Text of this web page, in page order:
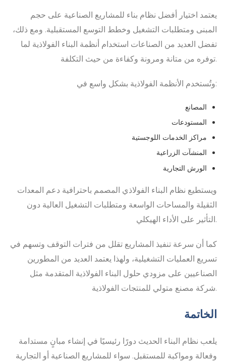
يعتمد اختيار أفضل نظام بناء للمشاريع الصناعية على حجم
المبنى ومتطلبات التشغيل وخطط التوسع المستقبلية. ومع ذلك،
تفضل العديد من الصناعات استخدام أنظمة البناء الفولاذية لما
توفره من متانة ومرونة وكفاءة من حيث التكلفة.
وتُستخدم الأنظمة الفولاذية بشكل واسع في:
المصانع
المستودعات
مراكز الخدمات اللوجستية
المنشآت الزراعية
الورش التجارية
ويستطيع نظام البناء الفولاذي المصمم باحترافية دعم المعدات
الثقيلة والمساحات الواسعة ومتطلبات التشغيل العالية دون
التأثير على الأداء الهيكلي.
كما أن سرعة تنفيذ المشاريع تقلل من فترات التوقف وتسهم في
تسريع العمليات التشغيلية، ولهذا يعتمد العديد من المطورين
الصناعيين على مزودي حلول البناء الفولاذية المتقدمة مثل
شركة مصنع متولي للمنتجات الفولاذية.
الخاتمة
يلعب نظام البناء الحديث دورًا رئيسيًا في إنشاء مبانٍ مستدامة
وفعالة ومواكبة للمستقبل. سواء للمشاريع الصناعية أو التجارية